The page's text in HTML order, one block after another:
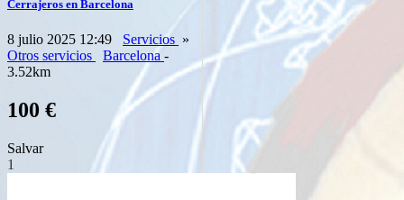
Cerrajeros en Barcelona
8 julio 2025 12:49 Servicios »
Otros servicios
Barcelona -
3.52km
100 €
Salvar
1